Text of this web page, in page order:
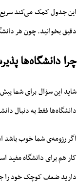
این جدول کمک می‌کند
دقیق بخوانید. چون هر
چرا دانشگاه‌ها
شاید این سؤال برای شما
دانشگاه‌ها فقط به دنبال
اگر رزومه‌ی شما خوب باشد
کار هم برای دانشگاه
دارید ضعف کوچک خود را